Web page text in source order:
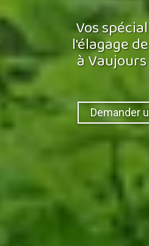
Vos
l'élagage
à
Demander